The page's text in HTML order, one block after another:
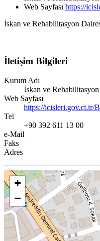
Web Sayfası https://
İskan ve Rehabilitasyon
İletişim Bilgileri
Kurum Adı
İskan ve
Web Sayfası
https://
Tel
+90 392 611 13 00
e-Mail
Faks
Adres
+
−